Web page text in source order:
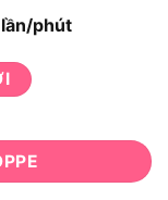
phút